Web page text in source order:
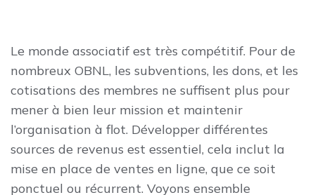
Le monde associatif est très compétitif. Pour de
nombreux OBNL, les subventions, les dons, et les
cotisations des membres ne suffisent plus pour
mener à bien leur mission et maintenir
l’organisation à flot. Développer différentes
sources de revenus est essentiel, cela inclut la
mise en place de ventes en ligne, que ce soit
ponctuel ou récurrent. Voyons ensemble